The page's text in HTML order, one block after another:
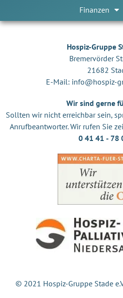
Finanzen
Hospiz-Gruppe
Bremervörder
21682
E-Mail: info@hospiz-
Wir sind gerne
Sollten wir nicht erreichbar sein,
Anrufbeantworter. Wir
0 41 41 ‐ 78
© 2021 Hospiz-Gruppe Stade